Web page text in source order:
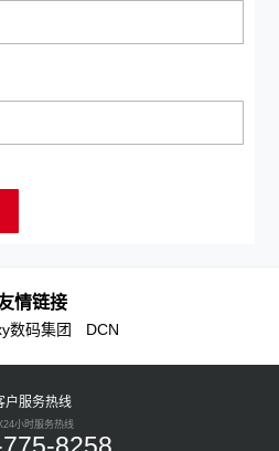
情链接
数码集团 DCN
户服务热线
小时服务热线